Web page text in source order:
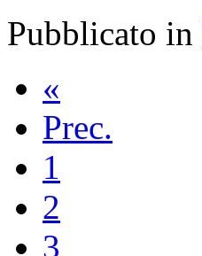
Pubblicato in
«
Prec.
1
2
3